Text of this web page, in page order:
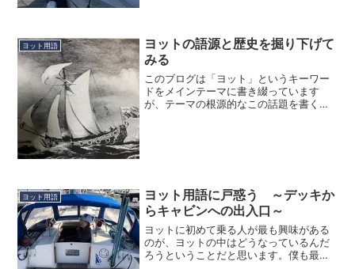
ヨット用語
ヨットの語源と歴史を掘り下げて
みる
このブログは「ヨット」というキーワー
ドをメインテーマに書き綴っています
が、テーマの根源的なこの話題を書くべ
ヨット用語
ヨット用語に戸惑う ～デッキか
らキャビンへの出入口～
ヨットに初めて乗る人が最も興味がある
のが、ヨットの中はどうなっているんだ
ろうということだと思います。僕も最初